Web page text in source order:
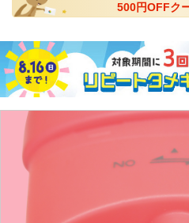
500円OFFク